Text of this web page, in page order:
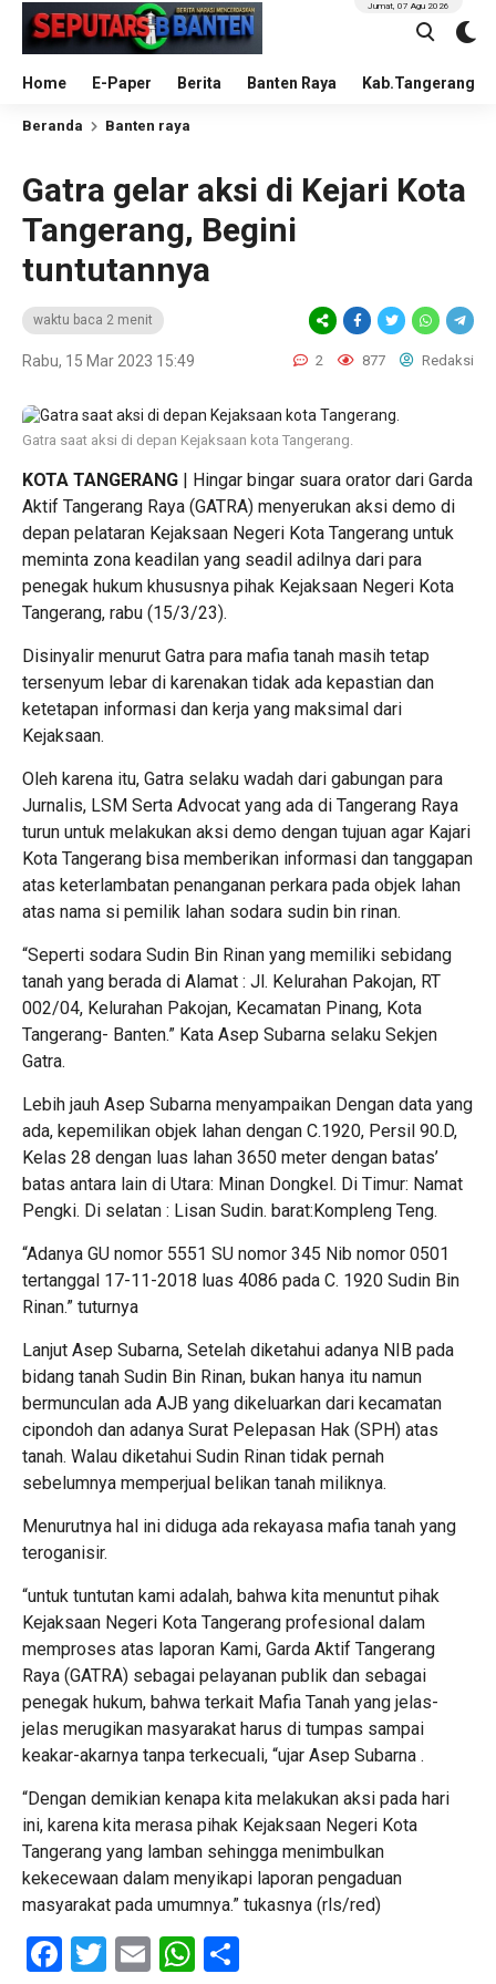
Home E-Paper Berita Banten Raya Kab.Tangerang
Jumat, 07 Agu 2026
Beranda Banten raya
Gatra gelar aksi di Kejari Kota
Tangerang, Begini
tuntutannya
waktu baca 2 menit
Rabu, 15 Mar 2023 15:49 2 877 Redaksi
Gatra saat aksi di depan Kejaksaan kota Tangerang.
KOTA TANGERANG | Hingar bingar suara orator dari Garda
Aktif Tangerang Raya (GATRA) menyerukan aksi demo di
depan pelataran Kejaksaan Negeri Kota Tangerang untuk
meminta zona keadilan yang seadil adilnya dari para
penegak hukum khususnya pihak Kejaksaan Negeri Kota
Tangerang, rabu (15/3/23).
Disinyalir menurut Gatra para mafia tanah masih tetap
tersenyum lebar di karenakan tidak ada kepastian dan
ketetapan informasi dan kerja yang maksimal dari
Kejaksaan.
Oleh karena itu, Gatra selaku wadah dari gabungan para
Jurnalis, LSM Serta Advocat yang ada di Tangerang Raya
turun untuk melakukan aksi demo dengan tujuan agar Kajari
Kota Tangerang bisa memberikan informasi dan tanggapan
atas keterlambatan penanganan perkara pada objek lahan
atas nama si pemilik lahan sodara sudin bin rinan.
“Seperti sodara Sudin Bin Rinan yang memiliki sebidang
tanah yang berada di Alamat : Jl. Kelurahan Pakojan, RT
002/04, Kelurahan Pakojan, Kecamatan Pinang, Kota
Tangerang- Banten.” Kata Asep Subarna selaku Sekjen
Gatra.
Lebih jauh Asep Subarna menyampaikan Dengan data yang
ada, kepemilikan objek lahan dengan C.1920, Persil 90.D,
Kelas 28 dengan luas lahan 3650 meter dengan batas’
batas antara lain di Utara: Minan Dongkel. Di Timur: Namat
Pengki. Di selatan : Lisan Sudin. barat:Kompleng Teng.
“Adanya GU nomor 5551 SU nomor 345 Nib nomor 0501
tertanggal 17-11-2018 luas 4086 pada C. 1920 Sudin Bin
Rinan.” tuturnya
Lanjut Asep Subarna, Setelah diketahui adanya NIB pada
bidang tanah Sudin Bin Rinan, bukan hanya itu namun
bermunculan ada AJB yang dikeluarkan dari kecamatan
cipondoh dan adanya Surat Pelepasan Hak (SPH) atas
tanah. Walau diketahui Sudin Rinan tidak pernah
sebelumnya memperjual belikan tanah miliknya.
Menurutnya hal ini diduga ada rekayasa mafia tanah yang
teroganisir.
“untuk tuntutan kami adalah, bahwa kita menuntut pihak
Kejaksaan Negeri Kota Tangerang profesional dalam
memproses atas laporan Kami, Garda Aktif Tangerang
Raya (GATRA) sebagai pelayanan publik dan sebagai
penegak hukum, bahwa terkait Mafia Tanah yang jelas-
jelas merugikan masyarakat harus di tumpas sampai
keakar-akarnya tanpa terkecuali, “ujar Asep Subarna .
“Dengan demikian kenapa kita melakukan aksi pada hari
ini, karena kita merasa pihak Kejaksaan Negeri Kota
Tangerang yang lamban sehingga menimbulkan
kekecewaan dalam menyikapi laporan pengaduan
masyarakat pada umumnya.” tukasnya (rls/red)
Facebook
Twitter
EmailWhatsApp